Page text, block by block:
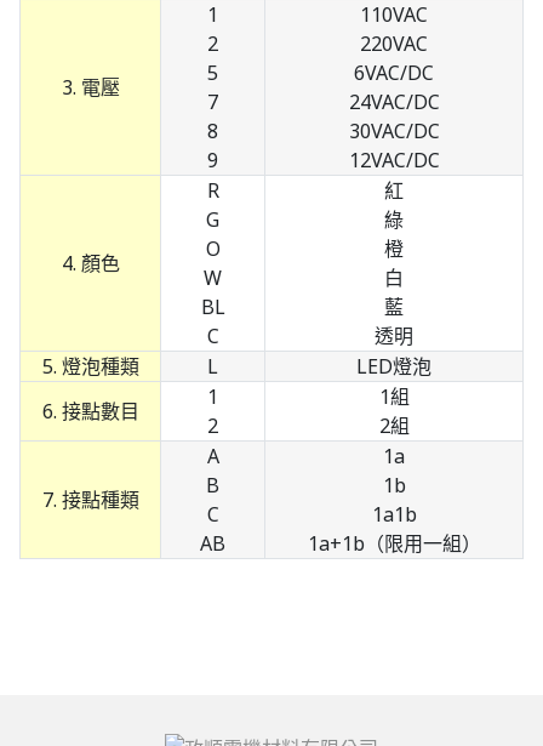
3. 電壓
1
2
5
7
8
9
110VAC
220VAC
6VAC/DC
24VAC/DC
30VAC/DC
12VAC/DC
4. 顏色
R
G
O
W
BL
C
紅
綠
橙
白
藍
透明
5. 燈泡種類
L
LED燈泡
6. 接點數目
1
2
1組
2組
7. 接點種類
A
B
C
AB
1a
1b
1a1b
1a+1b（限用一組）